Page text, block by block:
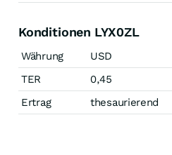
Konditionen LYX0ZL
Währung
USD
TER
0,45
Ertrag
thesaurierend